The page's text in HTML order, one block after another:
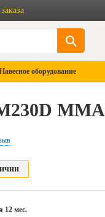
Навесное оборудование
MMA
12 мес.